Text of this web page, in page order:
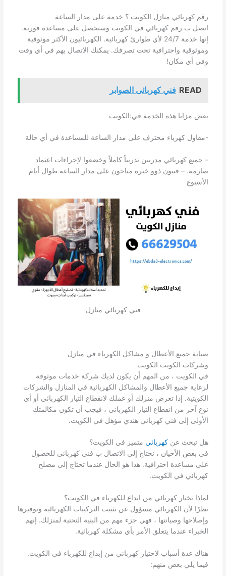
رقم كهربائي منازل الكويت ؟ خدمة على مدار الساعة
اتصل ب رقم كهربائي في الكويت وستحصل على مساعدة فورية.
إنها خدمة 24/7 لأي طوارئ كهربائية. الكهربائيون الأكثر موثوقية
وموثوقية واحترافية تحت تصرفك. يمكنك الاتصال بهم في أي وقت
وفي أي مكان!
READ فني كهربائى الصوابر
بعض مزايا هذه الخدمة في:الكويت
-مقاول كهرباء محترف على مدار الساعة للمساعدة في أي حالة
– جميع كهربائي مدربين تدريباً كاملاً وخضعوا لإجراءات اعتماد
صارمة. – فنيون ذوو خبرة متاحون على مدار الساعة طوال أيام
الأسبوع
فني كهربائي منازل
صيانة جميع الأعطال و مشاكل الكهرباء في منازل
وشركات الكويت الكويت
في الكويت ، من المهم أن يكون لديك شركة خدمات موثوقة
لرعاية جميع الأعطال والمشاكل الكهربائية في المنازل والشركات
الكويتية. إذا تعرض منزلك أو عملك لانقطاع التيار الكهربائي أو أي
نوع آخر من انقطاع التيار الكهربائي ، فيجب أن تكون مكالمتك
الأولى إلى فني كهربائي هندي مؤهل في الكويت.
هل تبحث عن كهربائي متميز في الكويت؟
في بعض الأحيان ، نحتاج إلى الاتصال ب فني كهربائى للحصول
على مساعدة احترافية. هذا هو الحال عندما تحتاج إلى مصلح
كهربائي في الكويت.
لماذا تختار كهربائي من ابداع للكهرباء في الكويت؟
نظرًا لأن الكهربائي مسؤول عن تثبيت التركيبات الكهربائية وتوفيرها
وإصلاحها وصيانتها ، فهي جزء مهم من البنية التحتية لمنزلك. إنهم
الخبراء عندما يتعلق الأمر بأي مشكلة كهربائية.
هناك عدة أسباب لاختيار كهربائي من إبداع للكهرباء في الكويت.
فيما يلي بعض منهم: